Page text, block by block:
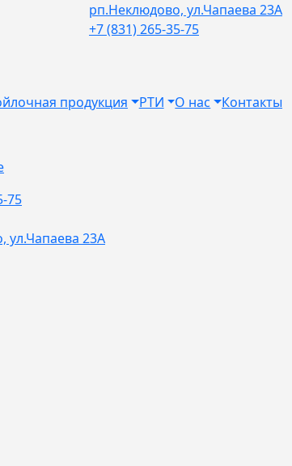
рп.Неклюдово, ул.Чапаева 23А
+7 (831) 265-35-75
продукция РТИ О нас Контакты
75
ул.Чапаева 23А